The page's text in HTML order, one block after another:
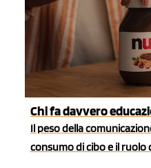
Chi fa davvero
Il peso della
consumo di cibo e il